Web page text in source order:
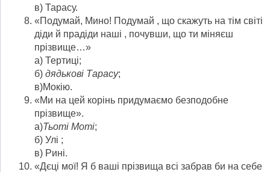
в) Тарасу.
«Подумай, Мино! Подумай , що скажуть на тім світі
діди й прадіди наші , почувши, що ти міняєш
прізвище…»
а) Тертиці;
б) дядькові Тарасу;
в)Мокію.
«Ми на цей корінь придумаємо безподобне
прізвище».
а)Тьоті Моті;
б) Улі ;
в) Рині.
«Дєці мої! Я б ваші прізвища всі забрав би на себе